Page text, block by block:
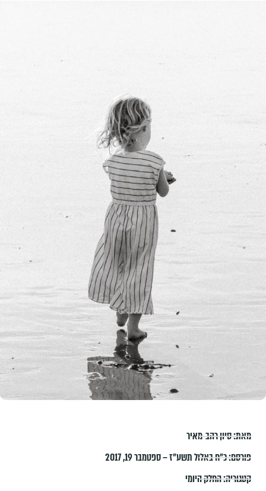
מאת:סיון רהב-מאיר
פורסם:כ״ח באלול תשע״ז – ספטמבר 19, 2017
קטגוריה:החלק היומי